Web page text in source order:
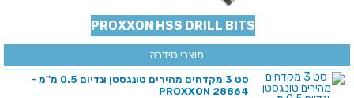
PROXXON HSS DRILL BITS
מוצרי סידרה
סט 3 מקדחים מהירים טונגסטן ונדיום 0.5 מ''מ -
PROXXON 28864